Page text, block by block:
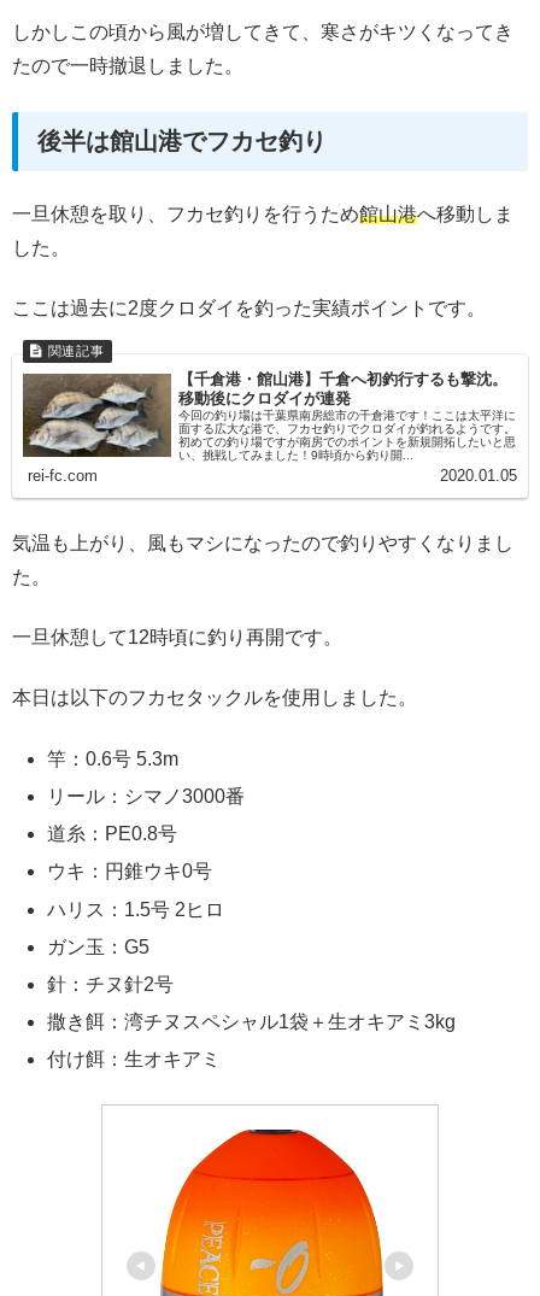
しかしこの頃から風が増してきて、寒さがキツくなってき
たので一時撤退しました。
後半は館山港でフカセ釣り
一旦休憩を取り、フカセ釣りを行うため館山港へ移動しま
した。
ここは過去に2度クロダイを釣った実績ポイントです。
【千倉港・館山港】千倉へ初釣行するも撃沈。
移動後にクロダイが連発
今回の釣り場は千葉県南房総市の千倉港です！ここは太平洋に
面する広大な港で、フカセ釣りでクロダイが釣れるようです。
初めての釣り場ですが南房でのポイントを新規開拓したいと思
い、挑戦してみました！9時頃から釣り開...
rei-fc.com 2020.01.05
気温も上がり、風もマシになったので釣りやすくなりまし
た。
一旦休憩して12時頃に釣り再開です。
本日は以下のフカセタックルを使用しました。
竿：0.6号 5.3m
リール：シマノ3000番
道糸：PE0.8号
ウキ：円錐ウキ0号
ハリス：1.5号 2ヒロ
ガン玉：G5
針：チヌ針2号
撒き餌：湾チヌスペシャル1袋＋生オキアミ3kg
付け餌：生オキアミ